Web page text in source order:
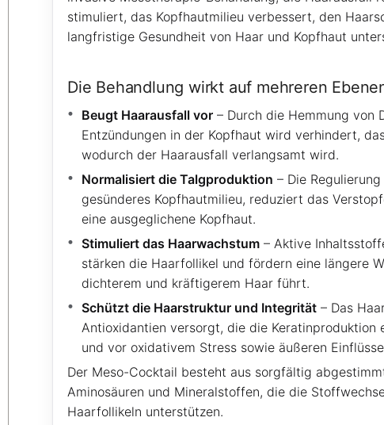
stimuliert, das Kopfhautmilieu verbessert, den
langfristige Gesundheit von Haar und Kopfhaut
Die Behandlung wirkt auf mehreren
Beugt Haarausfall vor– Durch die Hemmung von
Entzündungen in der Kopfhaut wird verhindert,
wodurch der Haarausfall verlangsamt wird.
Normalisiert die Talgproduktion – Die
gesünderes Kopfhautmilieu, reduziert das
eine ausgeglichene Kopfhaut.
Stimuliert das Haarwachstum– Aktive
stärken die Haarfollikel und fördern eine längere
dichterem und kräftigerem Haar führt.
Schützt die Haarstruktur und Integrität– Das
Antioxidantien versorgt, die die Keratinproduktion
und vor oxidativem Stress sowie äußeren
Der Meso-Cocktail besteht aus sorgfältig
Aminosäuren und Mineralstoffen, die die
Haarfollikeln unterstützen.